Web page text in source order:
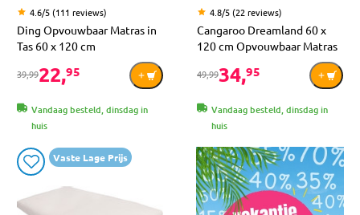
4.6/5 (111 reviews)
Ding Opvouwbaar Matras in
Tas 60 x 120 cm
39,9922,95
Vandaag besteld, dinsdag in
huis
4.8/5 (22 reviews)
Cangaroo Dreamland 60 x
120 cm Opvouwbaar Matras
49,9934,95
Vandaag besteld, dinsdag in
huis
Vaste Lage Prijs